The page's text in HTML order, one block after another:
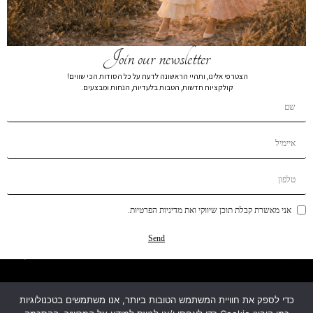
קטגוריות
מידע
כדי לספק את חוויית המשתמש הטובות ביותר, אנו משתמשים בטכנולוגיות
Join our newsletter
הצטרפי אלינו, ותהיי הראשונה לדעת על כל הסודות הכי שווים!
קולקציות חדשות, הטבות בלעדיות, הנחות ומבצעים.
אני מאשרת קבלת תוכן שיווקי ואת מדיניות הפרטיות.
Send